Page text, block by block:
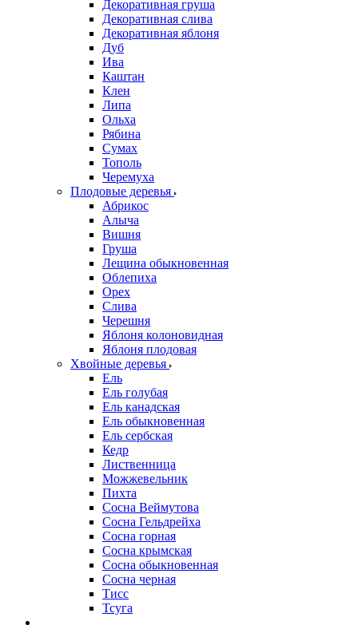
Декоративная груша
Декоративная слива
Декоративная яблоня
Дуб
Ива
Каштан
Клен
Липа
Ольха
Рябина
Сумах
Тополь
Черемуха
Плодовые деревья
Абрикос
Алыча
Вишня
Груша
Лещина обыкновенная
Облепиха
Орех
Слива
Черешня
Яблоня колоновидная
Яблоня плодовая
Хвойные деревья
Ель
Ель голубая
Ель канадская
Ель обыкновенная
Ель сербская
Кедр
Лиственница
Можжевельник
Пихта
Сосна Веймутова
Сосна Гельдрейха
Сосна горная
Сосна крымская
Сосна обыкновенная
Сосна черная
Тисс
Тсуга